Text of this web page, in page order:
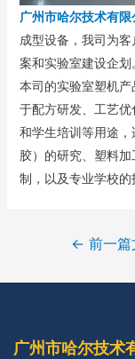
广州市哈尔技术有限
成型设备，我司为
案和实验室建设企划
本司的实验室塑机
于配方研发、工艺
和学生培训等用途
胶）的研究、塑料
制，以及专业学校的
← 前一篇
广州市哈尔技术